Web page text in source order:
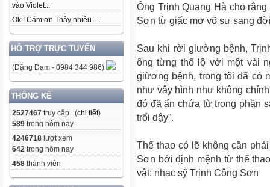
vào Violet...
Ok ! Cám ơn Thầy nhiều ....
HỖ TRỢ TRỰC TUYẾN
(Đặng Đạm - 0984 344 986)
THỐNG KÊ
2527467 truy cập (chi tiết)
589 trong hôm nay
4246718 lượt xem
642 trong hôm nay
458 thành viên
Ông Trịnh Quang Hà cho
Sơn từ giấc mơ võ sư sang
Sau khi rời giường bệnh,
ông từng thổ lộ với một vài
giừơng bệnh, trong tôi đã có
như vậy hình như không
đó đã ẩn chứa từ trong phần
trổi dậy”.
Thể thao có lẽ không cần
Sơn bởi định mệnh từ thể
vật: nhạc sỹ Trịnh Công Sơn